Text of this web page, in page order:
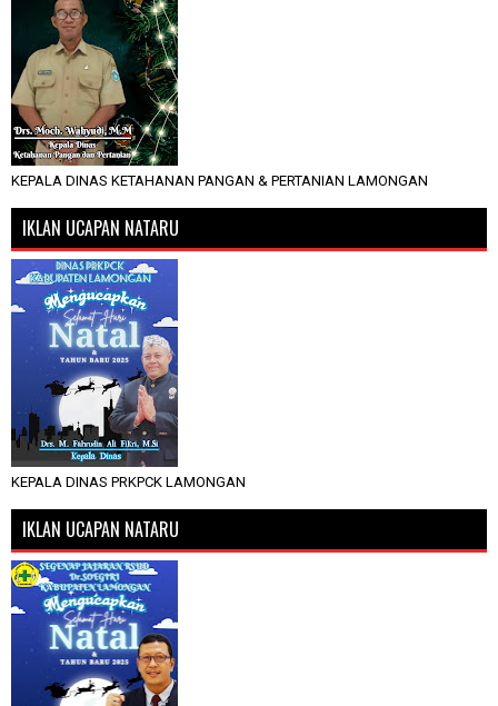
KEPALA DINAS KETAHANAN PANGAN & PERTANIAN LAMONGAN
IKLAN UCAPAN NATARU
KEPALA DINAS PRKPCK LAMONGAN
IKLAN UCAPAN NATARU